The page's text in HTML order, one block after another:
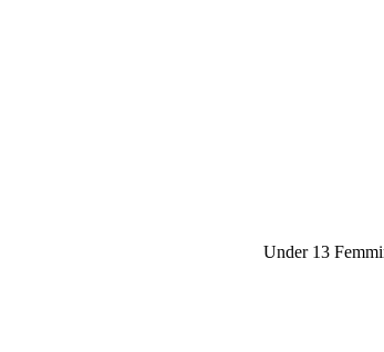
Under 13